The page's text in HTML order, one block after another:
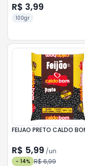
R$ 3,99
100gr
FEIJAO PRETO CALDO
R$ 5,99 /un
- 14% R$ 6,99